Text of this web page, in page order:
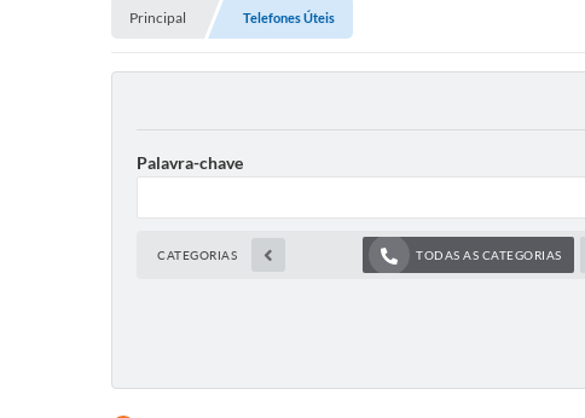
Principal Telefones Úteis
Palavra-chave
CATEGORIAS TODAS AS CATEGORIAS